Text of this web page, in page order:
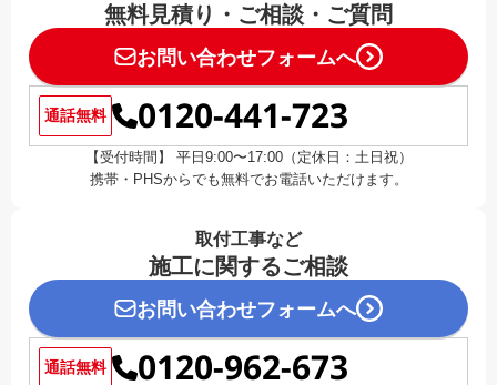
無料見積り・ご相談・ご質問
お問い合わせフォームへ
通話無料 0120-441-723
【受付時間】 平日9:00〜17:00（定休日：土日祝）
携帯・PHSからでも無料でお電話いただけます。
取付工事など
施工に関するご相談
お問い合わせフォームへ
通話無料 0120-962-673